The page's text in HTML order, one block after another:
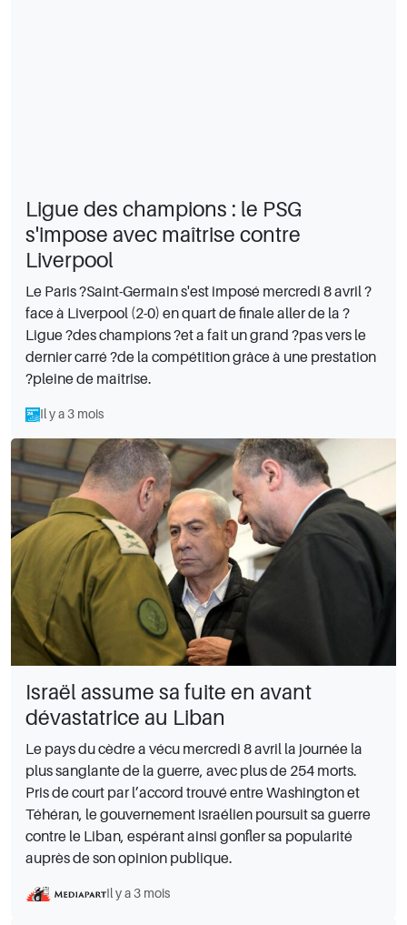
Ligue des champions : le PSG
s'impose avec maîtrise contre
Liverpool
Le Paris ?Saint-Germain s'est imposé mercredi 8 avril ?
face à Liverpool (2-0) en quart de finale aller de la ?
Ligue ?des champions ?et a fait un grand ?pas vers le
dernier carré ?de la compétition grâce à une prestation
?pleine de maîtrise.
Il y a 3 mois
Israël assume sa fuite en avant
dévastatrice au Liban
Le pays du cèdre a vécu mercredi 8 avril la journée la
plus sanglante de la guerre, avec plus de 254 morts.
Pris de court par l’accord trouvé entre Washington et
Téhéran, le gouvernement israélien poursuit sa guerre
contre le Liban, espérant ainsi gonfler sa popularité
auprès de son opinion publique.
Il y a 3 mois